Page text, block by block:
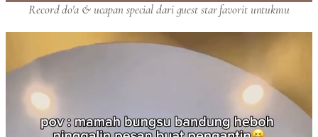
Record do'a & ucapan special dari guest star favorit untukmu